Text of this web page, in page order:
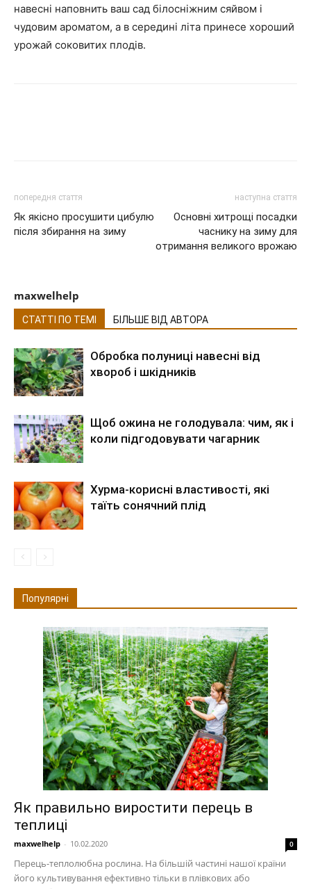
навесні наповнить ваш сад білосніжним сяйвом і
чудовим ароматом, а в середині літа принесе хороший
урожай соковитих плодів.
попередня стаття
Як якісно просушити цибулю
після збирання на зиму
наступна стаття
Основні хитрощі посадки
часнику на зиму для
отримання великого врожаю
maxwelhelp
СТАТТІ ПО ТЕМІ БІЛЬШЕ ВІД АВТОРА
Обробка полуниці навесні від
хвороб і шкідників
Щоб ожина не голодувала: чим, як і
коли підгодовувати чагарник
Хурма-корисні властивості, які
таїть сонячний плід
Популярні
Як правильно виростити перець в
теплиці
maxwelhelp - 10.02.2020 0
Перець-теплолюбна рослина. На більшій частині нашої країни
його культивування ефективно тільки в плівкових або